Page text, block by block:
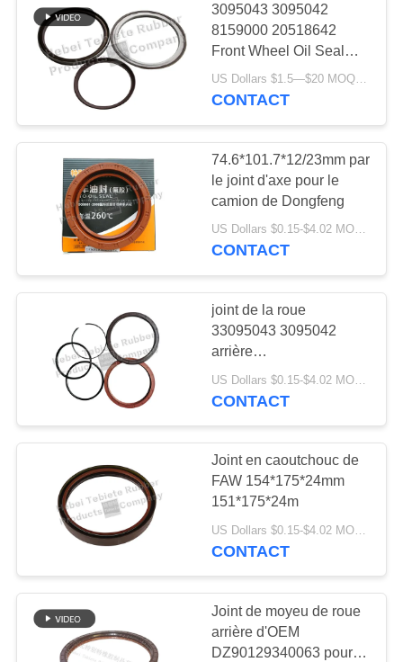
VISITE
D'USINE
CONTRÔLE
DE
QUALITÉ
CONTACTEZ-
NOUS
NOUVELLES
PLAN
SITE
PRIVACY
POLICY
3095043 3095042
8159000 20518642
Front Wheel Oil Seal
VOLVO Shanxi
US Dollars $1.5—$20 MOQ:20pcs
CONTACT
74.6*101.7*12/23mm par
le joint d'axe pour le
camion de Dongfeng
US Dollars $0.15-$4.02 MOQ:500pcs
CONTACT
joint de la roue
33095043 3095042
arrière
VOLVO/Dongfeng
CONTACT
Joint en caoutchouc de
FAW 154*175*24mm
151*175*24m
US Dollars $0.15-$4.02 MOQ:500PCS
CONTACT
Joint de moyeu de roue
arrière d'OEM
DZ90129340063 pour